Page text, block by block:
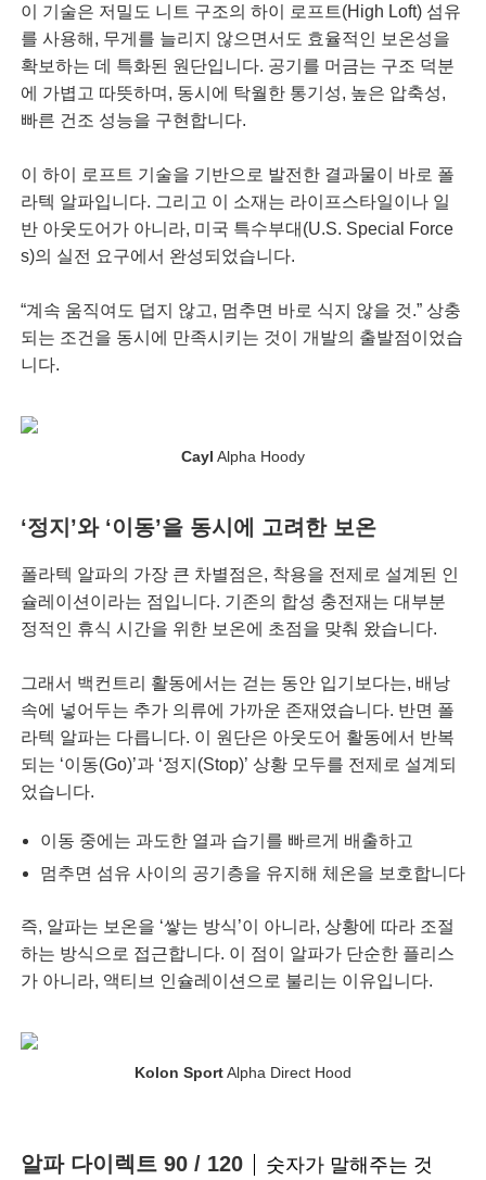
이 기술은 저밀도 니트 구조의 하이 로프트(High Loft) 섬유
를 사용해, 무게를 늘리지 않으면서도 효율적인 보온성을
확보하는 데 특화된 원단입니다. 공기를 머금는 구조 덕분
에 가볍고 따뜻하며, 동시에 탁월한 통기성, 높은 압축성,
빠른 건조 성능을 구현합니다.
이 하이 로프트 기술을 기반으로 발전한 결과물이 바로 폴
라텍 알파입니다. 그리고 이 소재는 라이프스타일이나 일
반 아웃도어가 아니라, 미국 특수부대(U.S. Special Force
s)의 실전 요구에서 완성되었습니다.
“계속 움직여도 덥지 않고, 멈추면 바로 식지 않을 것.” 상충
되는 조건을 동시에 만족시키는 것이 개발의 출발점이었습
니다.
Cayl Alpha Hoody
‘정지’와 ‘이동’을 동시에 고려한 보온
폴라텍 알파의 가장 큰 차별점은, 착용을 전제로 설계된 인
슐레이션이라는 점입니다. 기존의 합성 충전재는 대부분
정적인 휴식 시간을 위한 보온에 초점을 맞춰 왔습니다.
그래서 백컨트리 활동에서는 걷는 동안 입기보다는, 배낭
속에 넣어두는 추가 의류에 가까운 존재였습니다. 반면 폴
라텍 알파는 다릅니다. 이 원단은 아웃도어 활동에서 반복
되는 ‘이동(Go)’과 ‘정지(Stop)’ 상황 모두를 전제로 설계되
었습니다.
이동 중에는 과도한 열과 습기를 빠르게 배출하고
멈추면 섬유 사이의 공기층을 유지해 체온을 보호합니다
즉, 알파는 보온을 ‘쌓는 방식’이 아니라, 상황에 따라 조절
하는 방식으로 접근합니다. 이 점이 알파가 단순한 플리스
가 아니라, 액티브 인슐레이션으로 불리는 이유입니다.
Kolon SportAlpha Direct Hood
알파 다이렉트 90 / 120 숫자가 말해주는 것